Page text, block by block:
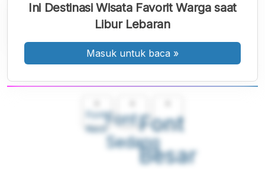
Font
Kecil
Font
Sedang
Font
Besar
Ini Destinasi Wisata Favorit Warga saat
Libur Lebaran
Masuk untuk baca »